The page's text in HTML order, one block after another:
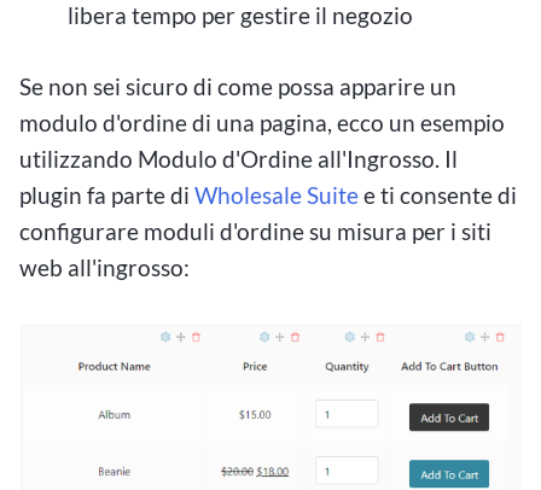
libera tempo per gestire il negozio
Se non sei sicuro di come possa apparire un
modulo d'ordine di una pagina, ecco un esempio
utilizzando Modulo d'Ordine all'Ingrosso. Il
plugin fa parte di Wholesale Suitee ti consente di
configurare moduli d'ordine su misura per i siti
web all'ingrosso: